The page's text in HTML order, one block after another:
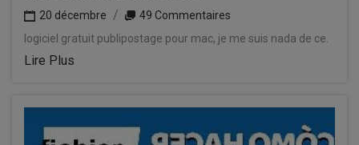
20 décembre
49 Commentaires
logiciel gratuit publipostage pour mac, je me suis nada de ce.
Lire Plus